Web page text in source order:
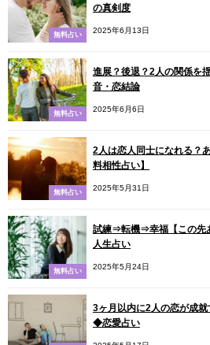
無料占い
の真剣度
2025年6月13日
無料占い
進展？後退？2人の関係を
音・恋結論
2025年6月6日
無料占い
2人は恋人同士になれる？
料相性占い】
2025年5月31日
無料占い
試練⇒転機⇒幸福【この先
人生占い
2025年5月24日
3ヶ月以内に2人の恋が成
◆恋愛占い